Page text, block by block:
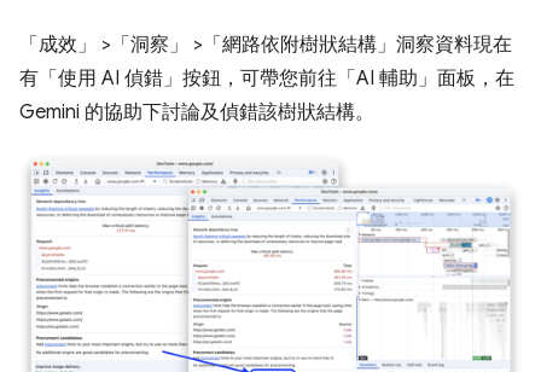
「成效」 >「洞察」 >「網路依附樹狀結構」 洞察資料現在
有「使用 AI 偵錯」 按鈕，可帶您前往「AI 輔助」 面板，在
Gemini 的協助下討論及偵錯該樹狀結構。